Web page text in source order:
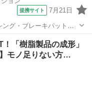
提携サイト 7月21日
グ・ブレーキパットの
お仕事探し
「樹脂製品の成形」
モノ足りない方…